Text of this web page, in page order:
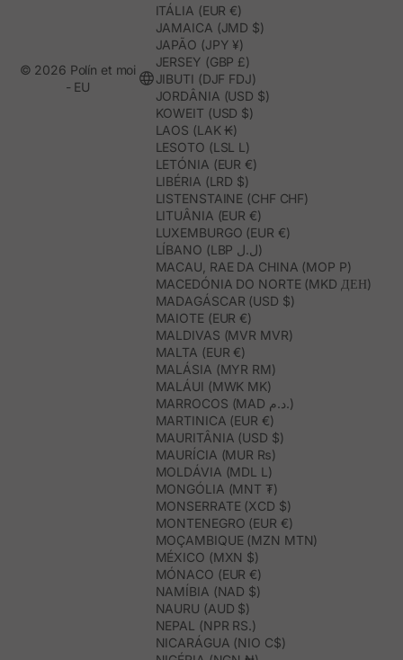
ITÁLIA (EUR €)
JAMAICA (JMD $)
JAPÃO (JPY ¥)
JERSEY (GBP £)
JIBUTI (DJF FDJ)
JORDÂNIA (USD $)
KOWEIT (USD $)
LAOS (LAK ₭)
LESOTO (LSL L)
LETÓNIA (EUR €)
LIBÉRIA (LRD $)
LISTENSTAINE (CHF CHF)
LITUÂNIA (EUR €)
LUXEMBURGO (EUR €)
LÍBANO (LBP ل.ل)
MACAU, RAE DA CHINA (MOP P)
MACEDÓNIA DO NORTE (MKD ДЕН)
MADAGÁSCAR (USD $)
MAIOTE (EUR €)
MALDIVAS (MVR MVR)
MALTA (EUR €)
MALÁSIA (MYR RM)
MALÁUI (MWK MK)
MARROCOS (MAD د.م.)
MARTINICA (EUR €)
MAURITÂNIA (USD $)
MAURÍCIA (MUR ₨)
MOLDÁVIA (MDL L)
MONGÓLIA (MNT ₮)
MONSERRATE (XCD $)
MONTENEGRO (EUR €)
MOÇAMBIQUE (MZN MTN)
MÉXICO (MXN $)
MÓNACO (EUR €)
NAMÍBIA (NAD $)
NAURU (AUD $)
NEPAL (NPR RS.)
NICARÁGUA (NIO C$)
© 2026 Polín et moi
- EU